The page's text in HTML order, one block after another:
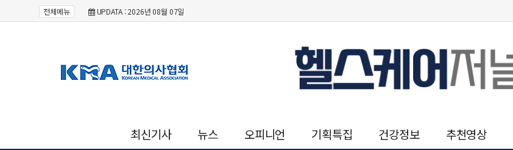
전체메뉴 UPDATA : 2026년 08월 07일
최신기사 뉴스 오피니언 기획특집 건강정보 추천영상